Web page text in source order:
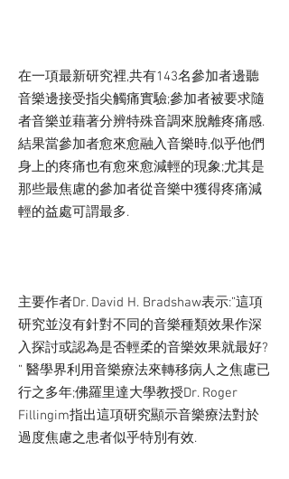
在一項最新研究裡,共有143名參加者邊聽
音樂邊接受指尖觸痛實驗;參加者被要求隨
者音樂並藉著分辨特殊音調來脫離疼痛感.
結果當參加者愈來愈融入音樂時,似乎他們
身上的疼痛也有愈來愈減輕的現象;尤其是
那些最焦慮的參加者從音樂中獲得疼痛減
輕的益處可謂最多.
主要作者Dr. David H. Bradshaw表示:”這項
研究並沒有針對不同的音樂種類效果作深
入探討或認為是否輕柔的音樂效果就最好?
” 醫學界利用音樂療法來轉移病人之焦慮已
行之多年;佛羅里達大學教授Dr. Roger
Fillingim指出這項研究顯示音樂療法對於
過度焦慮之患者似乎特別有效.